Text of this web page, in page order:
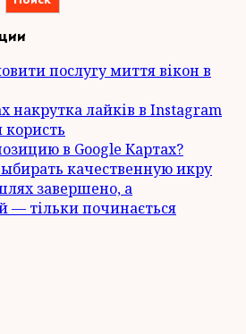
послугу миття вікон в
накрутка лайків в Instagram
в Google Картах?
качественную икру
завершено, а
— тільки починається